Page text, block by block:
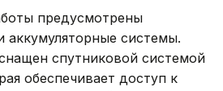
предусмотрены
аккумуляторные системы.
спутниковой системой
обеспечивает доступ к